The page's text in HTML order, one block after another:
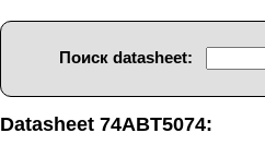
Поиск datasheet:
Datasheet 74ABT5074: